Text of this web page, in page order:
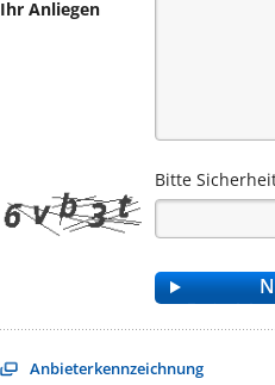
Ihr Anliegen
Bitte
Anbieterkennzeichnung